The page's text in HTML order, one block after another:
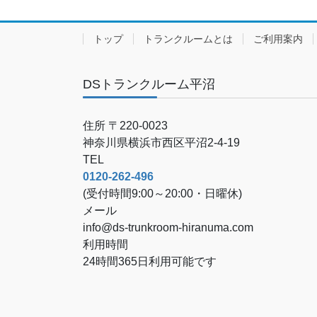
トップ トランクルームとは ご利用案内
DSトランクルーム平沼
住所 〒220-0023
神奈川県横浜市西区平沼2-4-19
TEL
0120-262-496
(受付時間9:00～20:00・日曜休)
メール
info@ds-trunkroom-hiranuma.com
利用時間
24時間365日利用可能です